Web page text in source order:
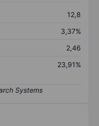
12,8
3,37%
2,46
23,91%